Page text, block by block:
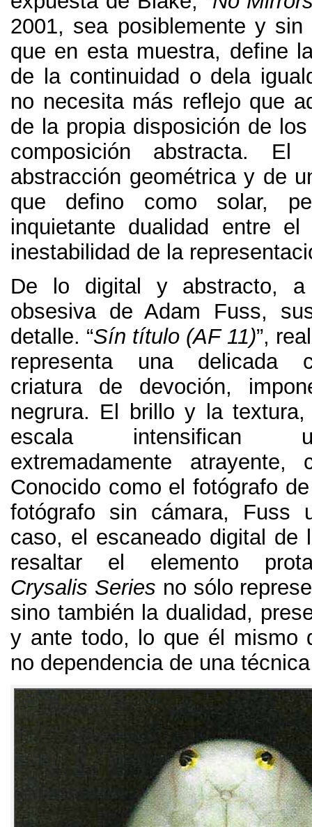
2001, sea posiblemente y sin
que en esta muestra, define
de la continuidad o dela
no necesita más reflejo que
de la propia disposición de
composición abstracta. El
abstracción geométrica y de
que defino como solar,
inquietante dualidad entre
inestabilidad de la
De lo digital y abstracto, a
obsesiva de Adam Fuss,
detalle. “Sín título (AF11)”,
representa una delicada
criatura de devoción,
negrura. El brillo y la textura
escala intensifican
extremadamente atrayente,
Conocido como el fotógrafo
fotógrafo sin cámara, Fuss
caso, el escaneado digital de
resaltar el elemento
Crysalis Series no sólo
sino también la dualidad,
y ante todo,
lo que él mismo
no dependencia de una